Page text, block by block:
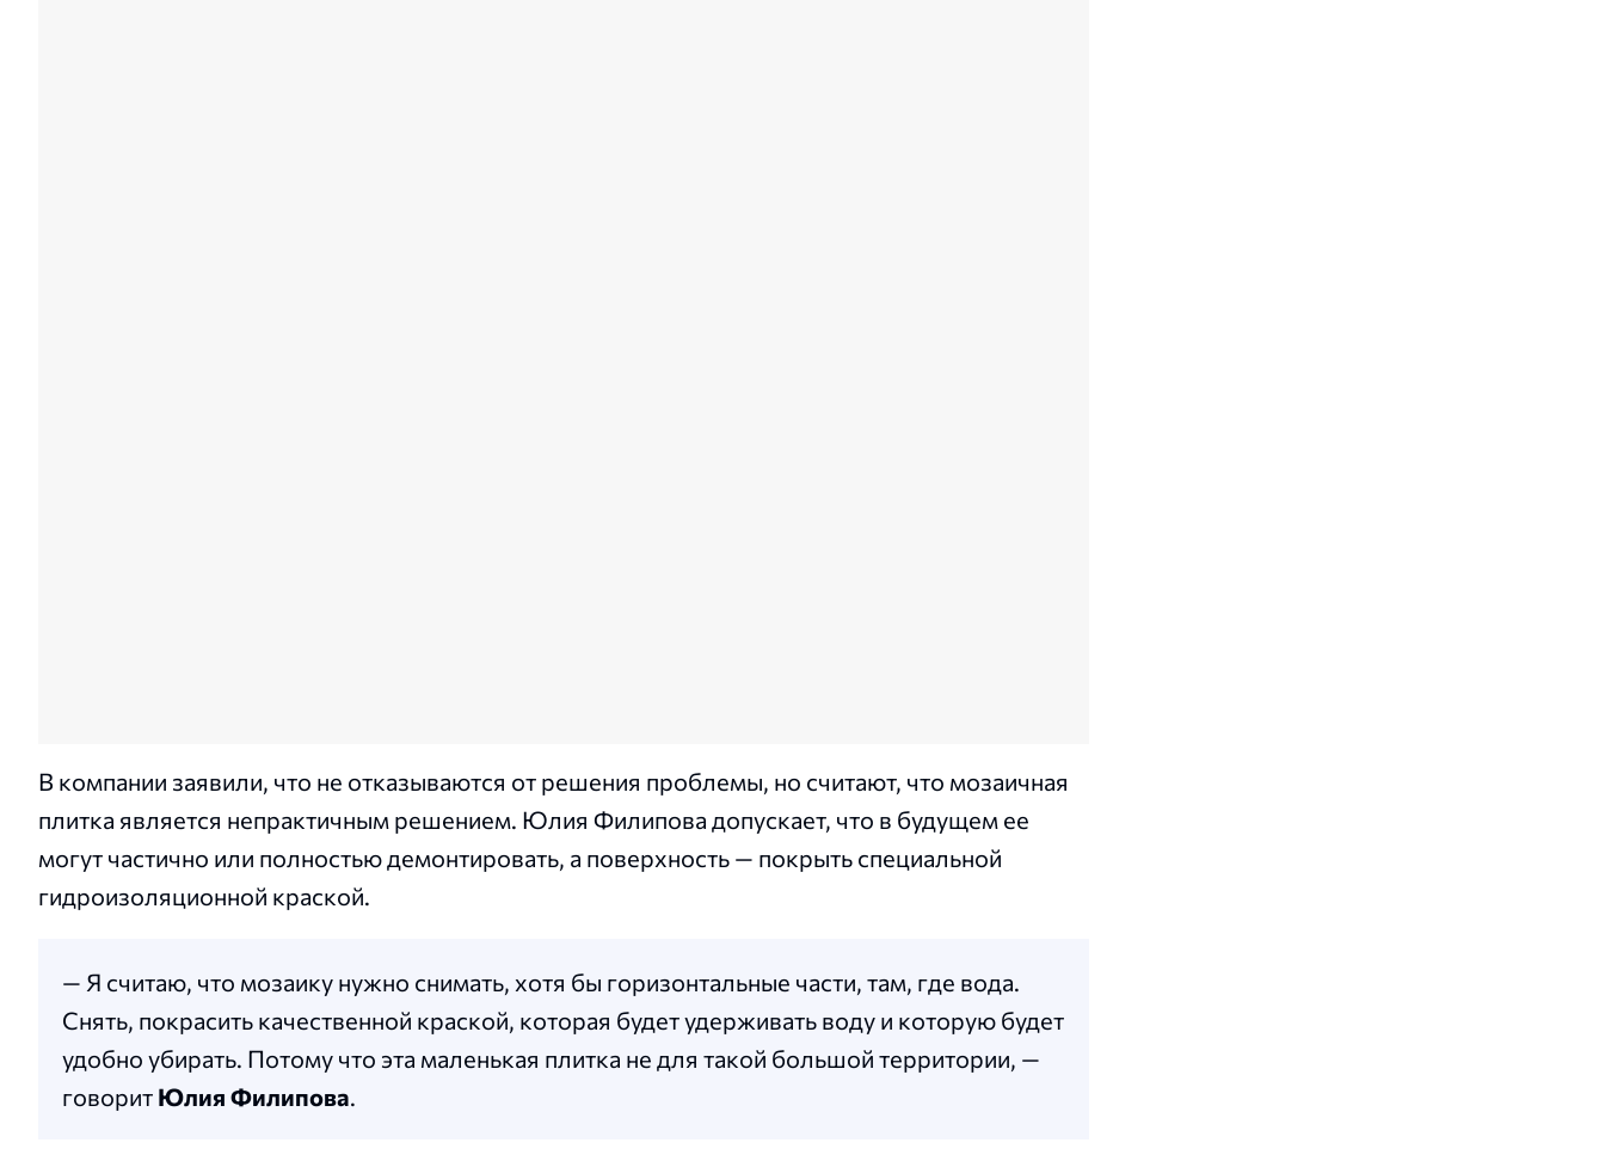
В компании заявили, что не отказываются от решения проблемы, но считают, что мозаичная
плитка является непрактичным решением. Юлия Филипова допускает, что в будущем ее
могут частично или полностью демонтировать, а поверхность — покрыть специальной
гидроизоляционной краской.
— Я считаю, что мозаику нужно снимать, хотя бы горизонтальные части, там, где вода.
Снять, покрасить качественной краской, которая будет удерживать воду и которую будет
удобно убирать. Потому что эта маленькая плитка не для такой большой территории, —
говорит Юлия Филипова.